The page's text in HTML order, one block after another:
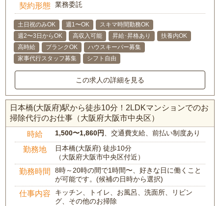
契約形態 業務委託
土日祝のみOK 週1〜OK
スキマ時間勤務OK
週2〜3日からOK
高収入可能 昇給･昇格あり
扶養内OK
高時給
ブランクOK
ハウスキーパー募集
家事代行スタッフ募集
シフト自由
この求人の詳細を見る
日本橋(大阪府)駅から徒歩10分！2LDKマンションでのお
掃除代行のお仕事（大阪府大阪市中央区）
時給 1,500〜1,860円 、交通費支給、前払い制度あり
勤務地
日本橋(大阪府) 徒歩10分
（大阪府大阪市中央区付近）
勤務時間
8時～20時の間で1時間〜、好きな日に働くこと
が可能です。(候補の日時から選択)
仕事内容
キッチン、トイレ、お風呂、洗面所、リビン
グ、その他のお掃除